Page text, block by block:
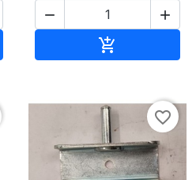
 

favorite_border